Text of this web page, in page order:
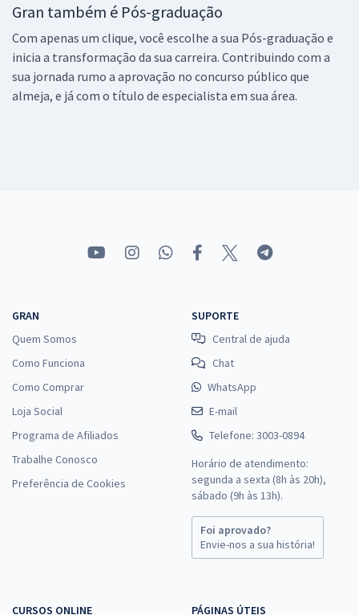
Gran também é Pós-graduação
Com apenas um clique, você escolhe a sua Pós-graduação e
inicia a transformação da sua carreira. Contribuindo com a
sua jornada rumo a aprovação no concurso público que
almeja, e já com o título de especialista em sua área.
GRAN
Quem Somos
Como Funciona
Como Comprar
Loja Social
Programa de Afiliados
Trabalhe Conosco
Preferência de Cookies
SUPORTE
Central de ajuda
Chat
WhatsApp
E-mail
Telefone: 3003-0894
Horário de atendimento:
segunda a sexta (8h às 20h),
sábado (9h às 13h).
Foi aprovado?
Envie-nos a sua história!
CURSOS ONLINE PÁGINAS ÚTEIS